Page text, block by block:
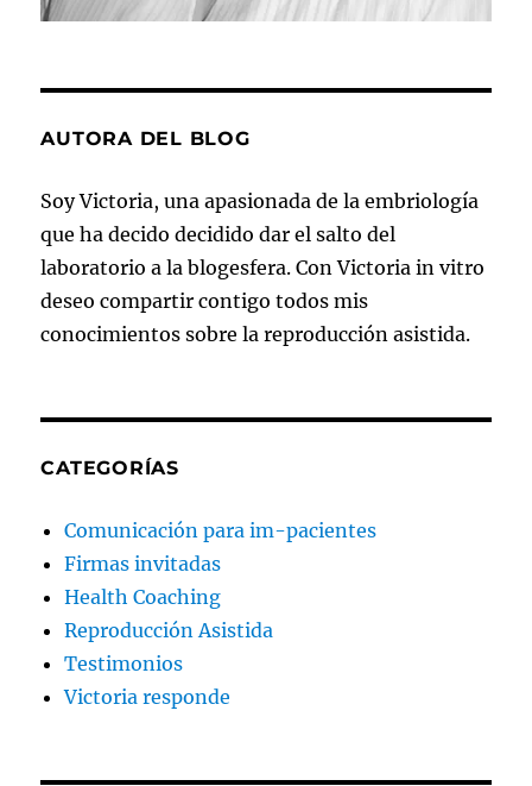
AUTORA DEL BLOG
Soy Victoria, una apasionada de la embriología
que ha decido decidido dar el salto del
laboratorio a la blogesfera. Con Victoria in vitro
deseo compartir contigo todos mis
conocimientos sobre la reproducción asistida.
CATEGORÍAS
Comunicación para im-pacientes
Firmas invitadas
Health Coaching
Reproducción Asistida
Testimonios
Victoria responde